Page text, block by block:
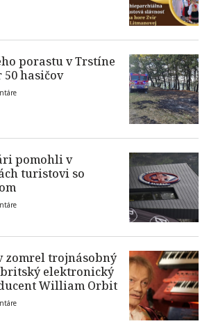
porastu v Trstíne
hasičov
pomohli v
turistovi so
zomrel trojnásobný
elektronický
William Orbit